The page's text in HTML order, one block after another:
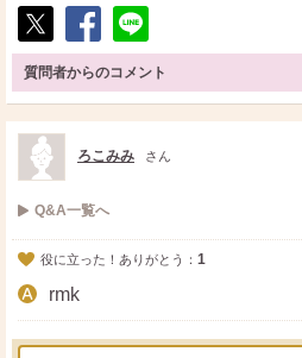
ポ
ス
ト
シ
ェ
ア
送
る
質問者からのコメント
ろこみみ さん
Q&A一覧へ
役に立った！ありがとう： 1
rmk